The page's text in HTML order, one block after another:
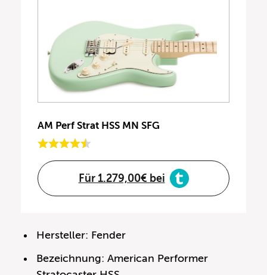
AM Perf Strat HSS MN SFG
Für 1.279,00€ bei
Hersteller: Fender
Bezeichnung: American Performer